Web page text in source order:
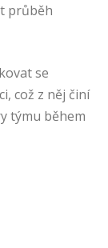
průběh
se
což z něj činí
týmu během